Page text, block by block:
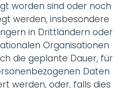
worden sind oder noch
werden, insbesondere
in Drittländern oder
Organisationen
die geplante Dauer, für
Daten
werden, oder, falls dies